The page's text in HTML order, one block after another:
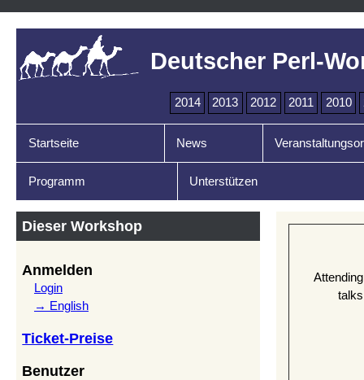
Deutscher Perl-
2014 2013 2012 2011 2010
Startseite News
Programm Unterstützen
Dieser Workshop
Anmelden
Login
→ English
Ticket-Preise
Benutzer
Attending
talks